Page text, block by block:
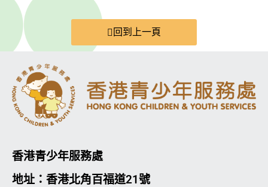
回到上一頁
香港青少年服務處
地址：香港北角百福道21號